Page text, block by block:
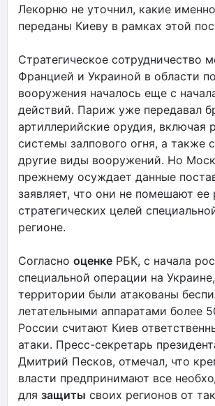
Лекорню не уточнил, какие
переданы Киеву в рамках этой
Стратегическое сотрудничество
Францией и Украиной в области
вооружения началось еще с
действий. Париж уже передавал
артиллерийские орудия, включая
системы залпового огня, а также
другие виды вооружений. Но
прежнему осуждает данные
заявляет, что они не помешают ее
стратегических целей
регионе.
Согласно оценке РБК, с начала
специальной операции на
территории были атакованы
летательными аппаратами более
России считают Киев
атаки. Пресс-секретарь
Дмитрий Песков, отмечал, что
власти предпринимают все
для защиты своих регионов от